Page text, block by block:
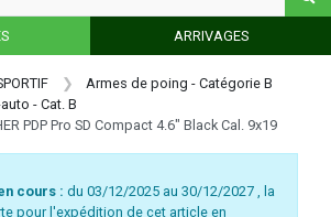
ARRIVAGES
Armes de poing - Catégorie B
- Cat. B
PDP Pro SD Compact 4.6" Black Cal. 9x19
cours : du 03/12/2025 au 30/12/2027 , la
pour l'expédition de cet article en